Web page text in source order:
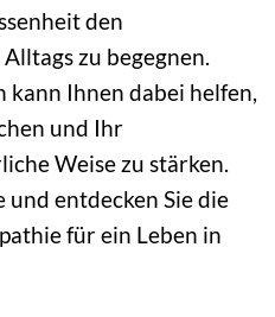
den
zu begegnen.
Ihnen dabei helfen,
und Ihr
Weise zu stärken.
und entdecken Sie die
für ein Leben in